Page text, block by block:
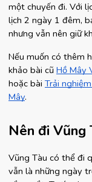
một chuyến đi. Với
lịch 2 ngày 1 đêm,
nhưng vẫn nên giữ
Nếu muốn có thêm
khảo bài cũ Hồ Mây
hoặc bài Trải
Mây.
Nên đi Vũng
Vũng Tàu có thể đi
vẫn là những ngày